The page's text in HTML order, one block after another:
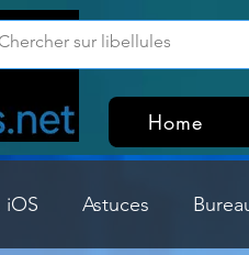
Home
Astuces